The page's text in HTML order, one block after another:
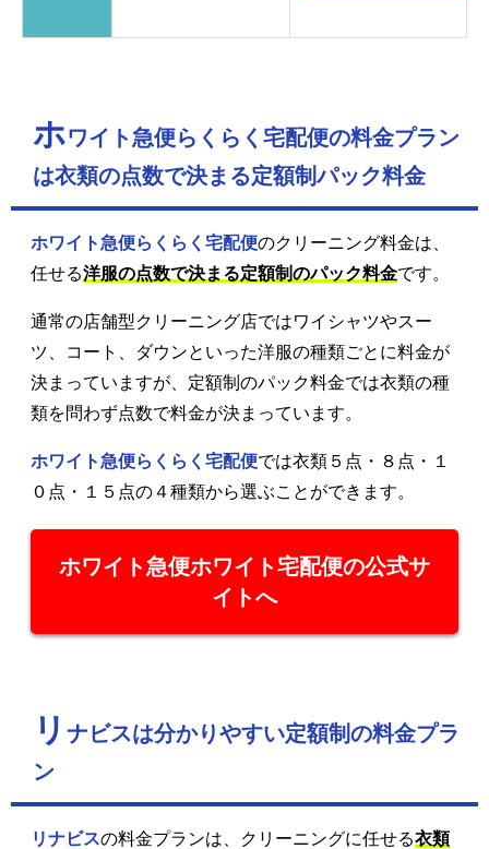
ホワイト急便らくらく宅配便の料金プラン
は衣類の点数で決まる定額制パック料金
ホワイト急便らくらく宅配便のクリーニング料金は、
任せる洋服の点数で決まる定額制のパック料金です。
通常の店舗型クリーニング店ではワイシャツやスー
ツ、コート、ダウンといった洋服の種類ごとに料金が
決まっていますが、定額制のパック料金では衣類の種
類を問わず点数で料金が決まっています。
ホワイト急便らくらく宅配便では衣類５点・８点・１
０点・１５点の４種類から選ぶことができます。
ホワイト急便ホワイト宅配便の公式サ
イトへ
リ ナビスは分かりやすい定額制の料金プラ
ン
リナビスの料金プランは、クリーニングに任せる衣類